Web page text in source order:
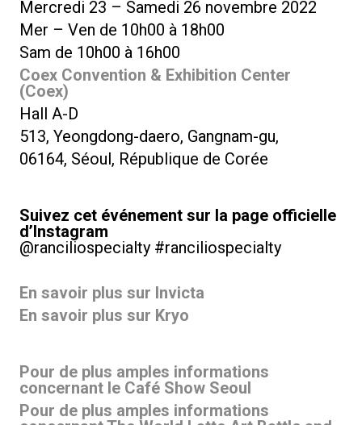
Mercredi 23 – Samedi 26 novembre 2022
Mer – Ven de 10h00 à 18h00
Sam de 10h00 à 16h00
Coex Convention & Exhibition Center
(Coex)
Hall A-D
513, Yeongdong-daero, Gangnam-gu,
06164, Séoul, République de Corée
Suivez cet événement sur la page officielle
d’Instagram
@ranciliospecialty #ranciliospecialty
En savoir plus sur Invicta
En savoir plus sur Kryo
Pour de plus amples informations
concernant le Café Show Seoul
Pour de plus amples informations